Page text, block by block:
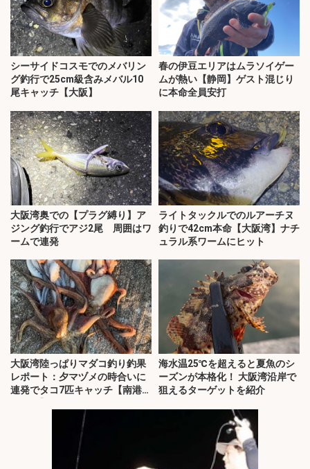
シーサイドコスモでのメバリン
グ釣行で25cm級含みメバル10
尾キャッチ【大阪】
春の伊豆エリアはムラソイゲー
ムが熱い【静岡】ゲスト混じり
に本命全員安打
大阪湾奥での【プラグ縛り】ア
ジング釣行でアジ2尾 周囲はワ
ームで連発
ライトタックルでのルアーチヌ
釣りで42cm本命【大阪湾】ナチ
ュラル系ワームにヒット
大阪湾陸っぱりマダコ釣り釣果
レポート：夕マヅメの時合いに
連発でタコ7匹キャッチ【南港魚
海水温25℃を超えると夏魚のシ
ーズンが本格化！ 大阪湾沿岸で
狙えるターゲットを紹介